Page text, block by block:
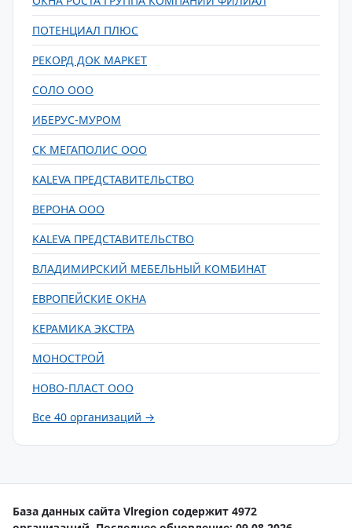
ПОТЕНЦИАЛ ПЛЮС
РЕКОРД ДОК МАРКЕТ
СОЛО ООО
ИБЕРУС-МУРОМ
СК МЕГАПОЛИС ООО
KALEVA ПРЕДСТАВИТЕЛЬСТВО
ВЕРОНА ООО
KALEVA ПРЕДСТАВИТЕЛЬСТВО
ВЛАДИМИРСКИЙ МЕБЕЛЬНЫЙ КОМБИНАТ
ЕВРОПЕЙСКИЕ ОКНА
КЕРАМИКА ЭКСТРА
МОНОСТРОЙ
НОВО-ПЛАСТ ООО
Все 40 организаций →
База данных сайта Vlregion содержит 4972